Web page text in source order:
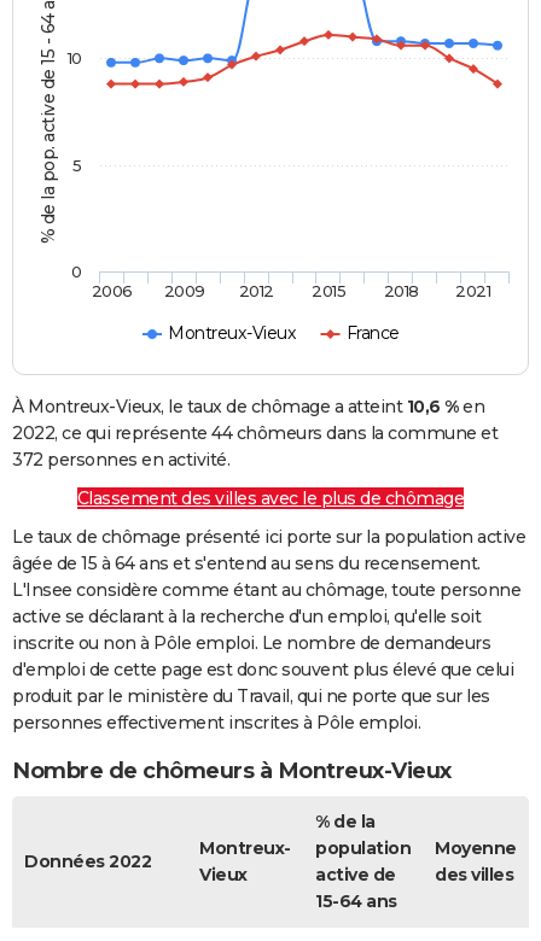
% de la pop. active de 15 - 64 ans
Montreux-Vieux France
2006 2009 2012 2015 2018 2021
0
5
10
À Montreux-Vieux, le taux de chômage a atteint 10,6 %en
2022, ce qui représente 44 chômeurs dans la commune et
372 personnes en activité.
Classement des villes avec le plus de chômage
Le taux de chômage présenté ici porte sur la population active
âgée de 15 à 64 ans et s'entend au sens du recensement.
L'Insee considère comme étant au chômage, toute personne
active se déclarant à la recherche d'un emploi, qu'elle soit
inscrite ou non à Pôle emploi. Le nombre de demandeurs
d'emploi de cette page est donc souvent plus élevé que celui
produit par le ministère du Travail, qui ne porte que sur les
personnes effectivement inscrites à Pôle emploi.
Nombre de chômeurs à Montreux-Vieux
Données 2022
Montreux-
Vieux
% de la
population
active de
15-64 ans
Moyenne
des villes